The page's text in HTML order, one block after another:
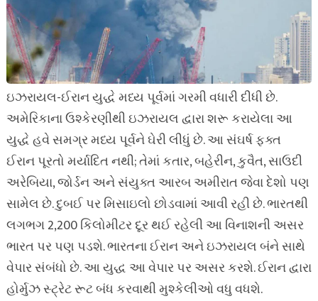
ઇઝરાયલ-ઈરાન યુદ્ધે મધ્ય પૂર્વમાં ગરમી વધારી દીધી છે.
અમેરિકાના ઉશ્કેરણીથી ઇઝરાયલ દ્વારા શરૂ કરાયેલા આ
યુદ્ધે હવે સમગ્ર મધ્ય પૂર્વને ઘેરી લીધું છે. આ સંઘર્ષ ફક્ત
ઈરાન પૂરતો મર્યાદિત નથી; તેમાં કતાર, બહેરીન, કુવૈત, સાઉદી
અરેબિયા, જોર્ડન અને સંયુક્ત આરબ અમીરાત જેવા દેશો પણ
સામેલ છે. દુબઈ પર મિસાઇલો છોડવામાં આવી રહી છે. ભારતથી
લગભગ 2,200 કિલોમીટર દૂર થઈ રહેલી આ વિનાશની અસર
ભારત પર પણ પડશે. ભારતના ઈરાન અને ઇઝરાયલ બંને સાથે
વેપાર સંબંધો છે. આ યુદ્ધ આ વેપાર પર અસર કરશે. ઈરાન દ્વારા
હોર્મુઝ સ્ટ્રેટ રૂટ બંધ કરવાથી મુશ્કેલીઓ વધુ વધશે.